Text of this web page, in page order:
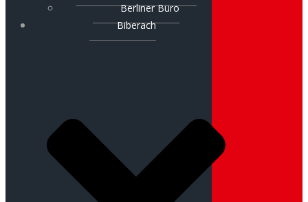
Berliner Büro
Biberach